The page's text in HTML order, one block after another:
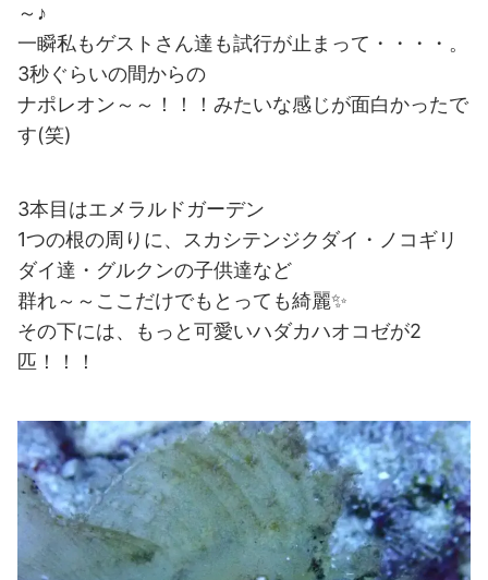
～♪
一瞬私もゲストさん達も試行が止まって・・・・。
3秒ぐらいの間からの
ナポレオン～～！！！みたいな感じが面白かったで
す(笑)
3本目はエメラルドガーデン
1つの根の周りに、スカシテンジクダイ・ノコギリ
ダイ達・グルクンの子供達など
群れ～～ここだけでもとっても綺麗✨
その下には、もっと可愛いハダカハオコゼが2
匹！！！